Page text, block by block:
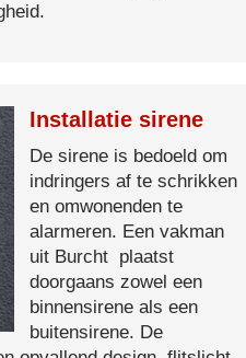
Installatie sirene
De sirene is bedoeld om
indringers af te schrikken
en omwonenden te
alarmeren. Een vakman
uit Burcht plaatst
doorgaans zowel een
binnensirene als een
buitensirene. De